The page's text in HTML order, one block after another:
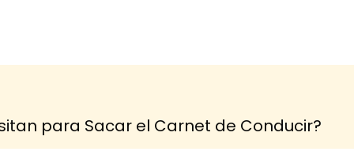
para Sacar el Carnet de Conducir?